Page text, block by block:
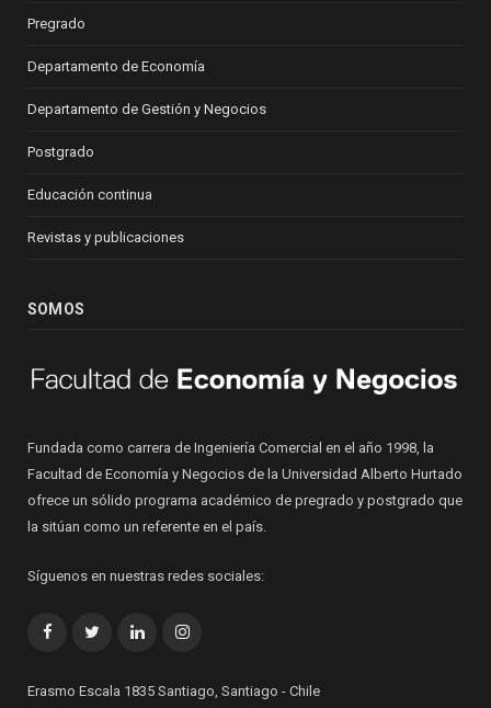
Pregrado
Departamento de Economía
Departamento de Gestión y Negocios
Postgrado
Educación continua
Revistas y publicaciones
SOMOS
Fundada como carrera de Ingeniería Comercial en el año 1998, la
Facultad de Economía y Negocios de la Universidad Alberto Hurtado
ofrece un sólido programa académico de pregrado y postgrado que
la sitúan como un referente en el país.
Síguenos en nuestras redes sociales:
FacebookTwitterLinkedInInstagram
Erasmo Escala 1835 Santiago, Santiago - Chile